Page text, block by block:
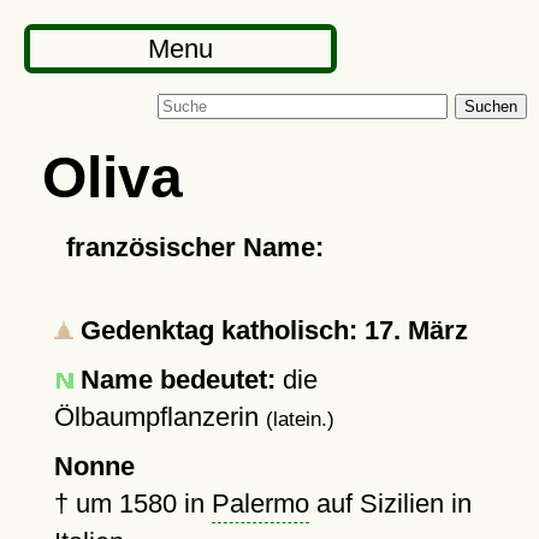
Menu
Suchen
Oliva
französischer Name:
Gedenktag katholisch: 17. März
Name bedeutet: die
Ölbaumpflanzerin (latein.)
Nonne
† um 1580in Palermoauf Sizilien in